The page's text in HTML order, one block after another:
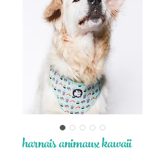
harnais animaux kawaii